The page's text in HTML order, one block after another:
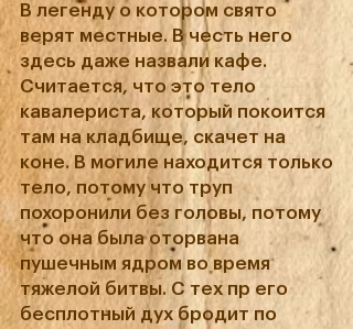
В легенду о котором свято
верят местные. В честь него
здесь даже назвали кафе.
Считается, что это тело
кавалериста, который покоится
там на кладбище, скачет на
коне. В могиле находится только
тело, потому что труп
похоронили без головы, потому
что она была оторвана
пушечным ядром во время
тяжелой битвы. С тех пр его
бесплотный дух бродит по